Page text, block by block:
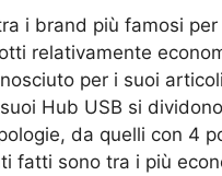
i brand più famosi per
relativamente
per i suoi
Hub USB si
da quelli con 4
fatti sono tra i più